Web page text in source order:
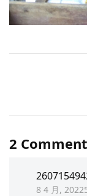
2
8 4 月,